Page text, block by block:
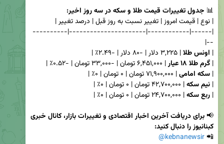
📊 جدول تغییرات قیمت طلا و سکه در سه روز اخیر:
|------|------------|----------------------|----------
| اونس طلا
| گرم طلا ۱۸ عیار
| سکه امامی
| نیم سکه
| ربع سکه
📢
کبنانیوز را دنبال کنید:
📲
@kebnanewsir